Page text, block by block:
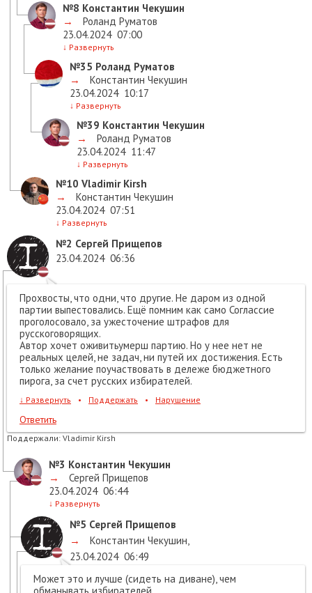
№8 Константин Чекушин
→
Роланд Руматов
23.04.2024 07:00
↓ Развернуть
№35 Роланд Руматов
→
Константин Чекушин
23.04.2024 10:17
↓ Развернуть
№39 Константин Чекушин
→
Роланд Руматов
23.04.2024 11:47
↓ Развернуть
№10 Vladimir Kirsh
→
Константин Чекушин
23.04.2024 07:51
↓ Развернуть
№2 Сергей Прищепов
23.04.2024 06:36
Прохвосты, что одни, что другие. Не даром из одной
партии выпестовались. Ещё помним как само Соглассие
проголосовало, за ужесточение штрафов для
русскоговорящих.
Автор хочет оживитьумерш партию. Но у нее нет не
реальных целей, не задач, ни путей их достижения. Есть
только желание поучаствовать в дележе бюджетного
пирога, за счет русских избирателей.
↓ Развернуть • Поддержать • Нарушение
Ответить
Поддержали: Vladimir Kirsh
№3 Константин Чекушин
→
Сергей Прищепов
23.04.2024 06:44
↓ Развернуть
№5 Сергей Прищепов
→
Константин Чекушин
23.04.2024 06:49
Может это и лучше (сидеть на диване), чем